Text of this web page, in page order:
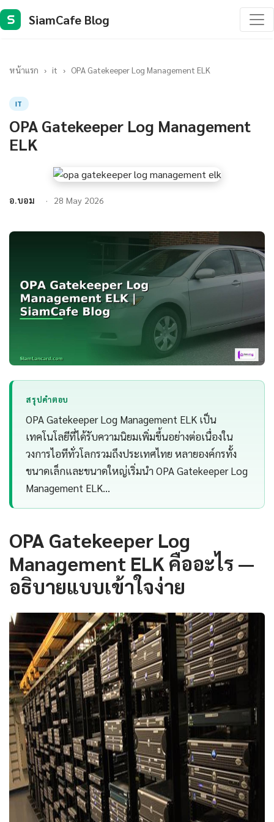
S SiamCafe Blog
หน้าแรก › it › OPA Gatekeeper Log Management ELK
IT
OPA Gatekeeper Log Management
ELK
อ.บอม 28 May 2026
สรุปคำตอบ
OPA Gatekeeper Log Management ELK เป็น
เทคโนโลยีที่ได้รับความนิยมเพิ่มขึ้นอย่างต่อเนื่องใน
วงการไอทีทั่วโลกรวมถึงประเทศไทย หลายองค์กรทั้ง
ขนาดเล็กและขนาดใหญ่เริ่มนำ OPA Gatekeeper Log
Management ELK…
OPA Gatekeeper Log
Management ELK คืออะไร —
อธิบายแบบเข้าใจง่าย